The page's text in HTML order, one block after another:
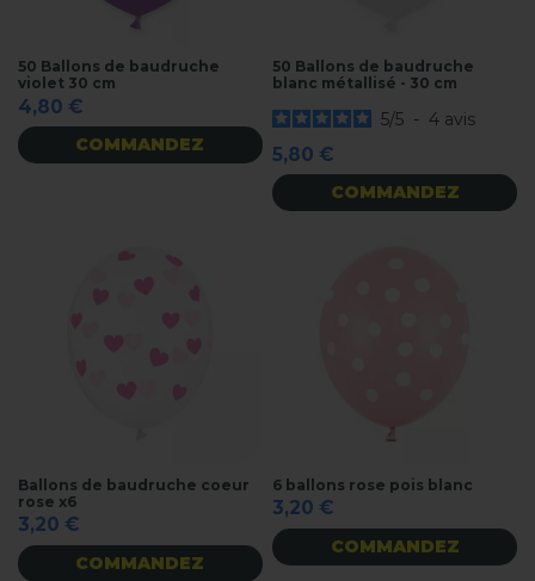
50 Ballons de baudruche
violet 30 cm
4,80 €
COMMANDEZ
50 Ballons de baudruche
blanc métallisé - 30 cm
5/5 - 4 avis
5,80 €
COMMANDEZ
Ballons de baudruche coeur
rose x6
3,20 €
COMMANDEZ
6 ballons rose pois blanc
3,20 €
COMMANDEZ